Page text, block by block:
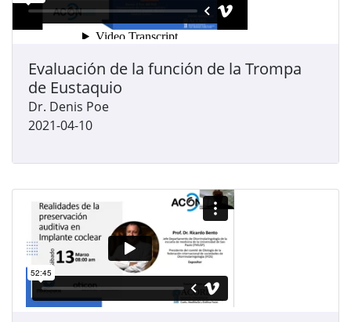
Evaluación de la función de la Trompa
de Eustaquio
Dr. Denis Poe
2021-04-10